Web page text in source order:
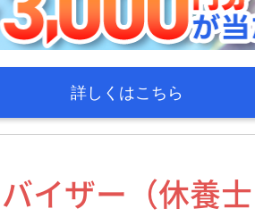
詳しくはこちら
イザー（休養